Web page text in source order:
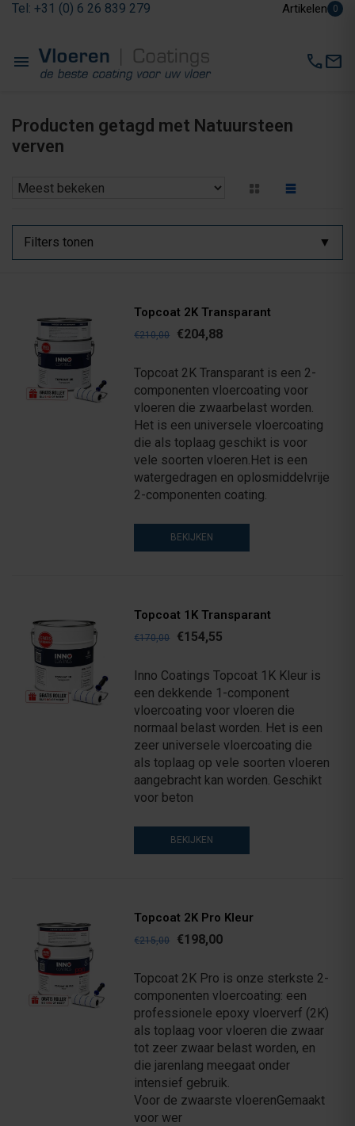
Tel: +31 (0) 6 26 839 279 Artikelen 0
menu callmail
Producten getagd met Natuursteen
verven
Filters tonen
Topcoat 2K Transparant
€210,00 €204,88
Topcoat 2K Transparant is een 2-
componenten vloercoating voor
vloeren die zwaarbelast worden.
Het is een universele vloercoating
die als toplaag geschikt is voor
vele soorten vloeren.Het is een
watergedragen en oplosmiddelvrije
2-componenten coating.
BEKIJKEN
Topcoat 1K Transparant
€170,00 €154,55
Inno Coatings Topcoat 1K Kleur is
een dekkende 1-component
vloercoating voor vloeren die
normaal belast worden. Het is een
zeer universele vloercoating die
als toplaag op vele soorten vloeren
aangebracht kan worden. Geschikt
voor beton
BEKIJKEN
Topcoat 2K Pro Kleur
€215,00 €198,00
Topcoat 2K Pro is onze sterkste 2-
componenten vloercoating: een
professionele epoxy vloerverf (2K)
als toplaag voor vloeren die zwaar
tot zeer zwaar belast worden, en
die jarenlang meegaat onder
intensief gebruik.
Voor de zwaarste vloerenGemaakt
voor wer